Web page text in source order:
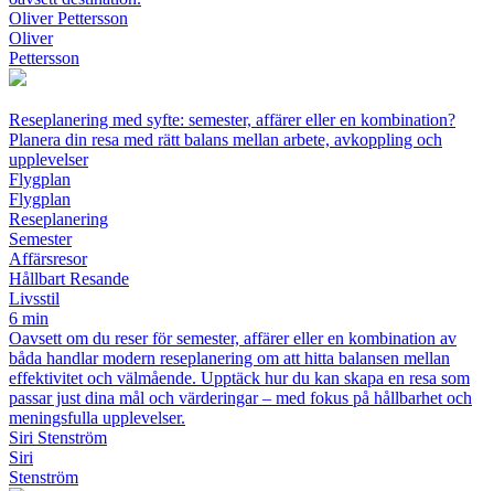
Oliver Pettersson
Oliver
Pettersson
Reseplanering med syfte: semester, affärer eller en kombination?
Planera din resa med rätt balans mellan arbete, avkoppling och
upplevelser
Flygplan
Flygplan
Reseplanering
Semester
Affärsresor
Hållbart Resande
Livsstil
6 min
Oavsett om du reser för semester, affärer eller en kombination av
båda handlar modern reseplanering om att hitta balansen mellan
effektivitet och välmående. Upptäck hur du kan skapa en resa som
passar just dina mål och värderingar – med fokus på hållbarhet och
meningsfulla upplevelser.
Siri Stenström
Siri
Stenström